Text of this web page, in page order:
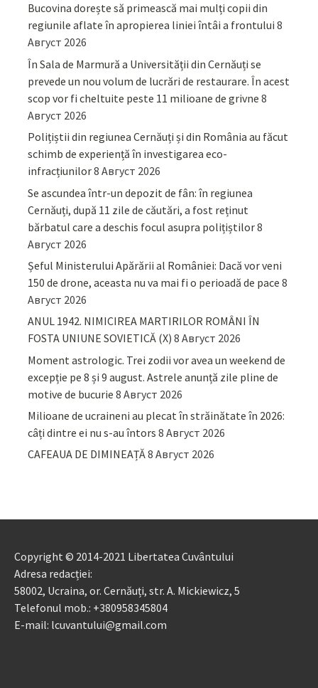
Bucovina dorește să primească mai mulți copii din
regiunile aflate în apropierea liniei întâi a frontului 8
Август 2026
În Sala de Marmură a Universității din Cernăuți se
prevede un nou volum de lucrări de restaurare. În acest
scop vor fi cheltuite peste 11 milioane de grivne 8
Август 2026
Polițiștii din regiunea Cernăuți și din România au făcut
schimb de experiență în investigarea eco-
infracțiunilor8 Август 2026
Se ascundea într-un depozit de fân: în regiunea
Cernăuți, după 11 zile de căutări, a fost reținut
bărbatul care a deschis focul asupra polițiștilor8
Август 2026
Șeful Ministerului Apărării al României: Dacă vor veni
150 de drone, aceasta nu va mai fi o perioadă de pace 8
Август 2026
ANUL 1942. NIMICIREA MARTIRILOR ROMÂNI ÎN
FOSTA UNIUNE SOVIETICĂ (X) 8 Август 2026
Moment astrologic. Trei zodii vor avea un weekend de
excepție pe 8 și 9 august. Astrele anunță zile pline de
motive de bucurie 8 Август 2026
Milioane de ucraineni au plecat în străinătate în 2026:
câți dintre ei nu s-au întors 8 Август 2026
CAFEAUA DE DIMINEAȚĂ8 Август 2026
Copyright © 2014-2021 Libertatea Cuvântului
Adresa redacției:
58002, Ucraina, or. Cernăuți, str. A. Mickiewicz, 5
Telefonul mob.: +380958345804
E-mail: lcuvantului@gmail.com